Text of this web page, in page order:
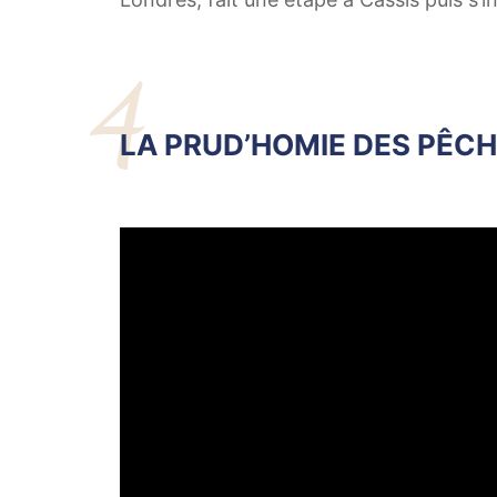
4LA PRUD’HOMIE DES